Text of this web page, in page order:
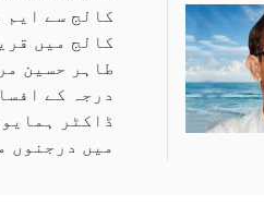
کالج سے ایم
کالج میں
طاہر حسین
درجہ کے
میں درجنوں